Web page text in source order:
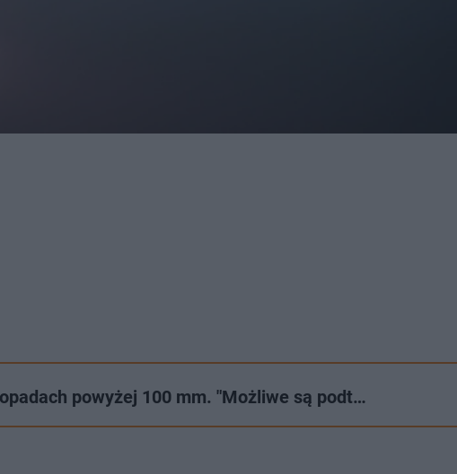
powyżej 100 mm. "Możliwe są podt…